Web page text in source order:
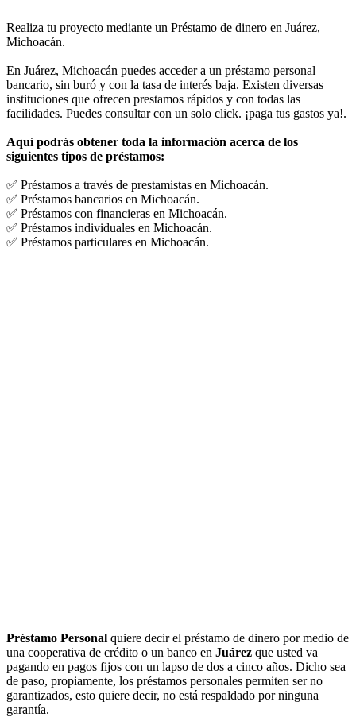
Realiza tu proyecto mediante un Préstamo de dinero en Juárez,
Michoacán.
En Juárez, Michoacán puedes acceder a un préstamo personal
bancario, sin buró y con la tasa de interés baja. Existen diversas
instituciones que ofrecen prestamos rápidos y con todas las
facilidades. Puedes consultar con un solo click. ¡paga tus gastos ya!.
Aquí podrás obtener toda la información acerca de los
siguientes tipos de préstamos:
✅ Préstamos a través de prestamistas en Michoacán.
✅ Préstamos bancarios en Michoacán.
✅ Préstamos con financieras en Michoacán.
✅ Préstamos individuales en Michoacán.
✅ Préstamos particulares en Michoacán.
Préstamo Personal quiere decir el préstamo de dinero por medio de
una cooperativa de crédito o un banco en Juárez que usted va
pagando en pagos fijos con un lapso de dos a cinco años. Dicho sea
de paso, propiamente, los préstamos personales permiten ser no
garantizados, esto quiere decir, no está respaldado por ninguna
garantía.